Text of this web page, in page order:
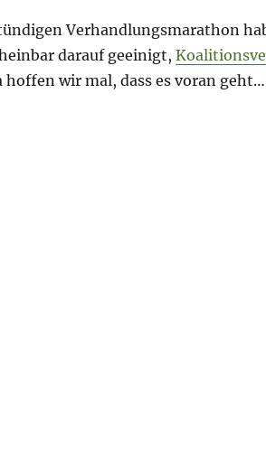
Verhandlungsmarathon
darauf geeinigt,
hoffen wir mal, dass es voran geht…